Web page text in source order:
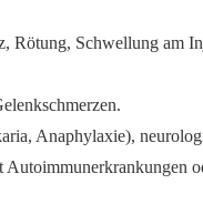
Rötung, Schwellung am
Anaphylaxie),